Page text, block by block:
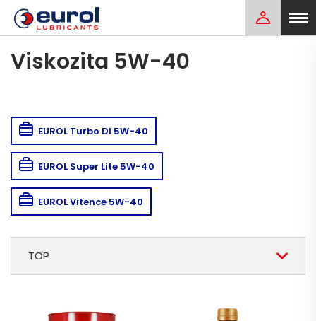
Viskozita 5W-40
TOP
EUROL Turbo DI 5W-40
EUROL Super Lite 5W-40
EUROL Vitence 5W-40